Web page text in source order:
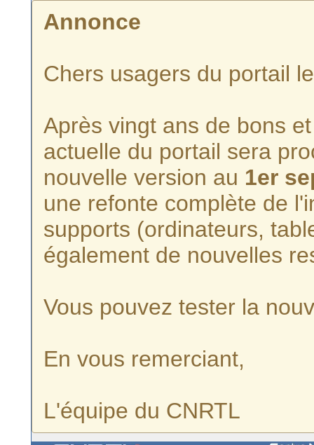
Annonce
Chers usagers du portail
Après vingt ans de bons
actuelle du portail sera
nouvelle version au 1er
une refonte complète de
supports (ordinateurs,
également de nouvelles
Vous pouvez tester la
En vous remerciant,
L'équipe du CNRTL